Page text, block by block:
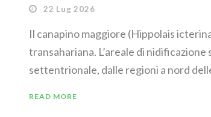
22 Lug 2026
Il canapino maggiore (Hippolais
transahariana. L’areale di
settentrionale, dalle regioni a nord
READ MORE